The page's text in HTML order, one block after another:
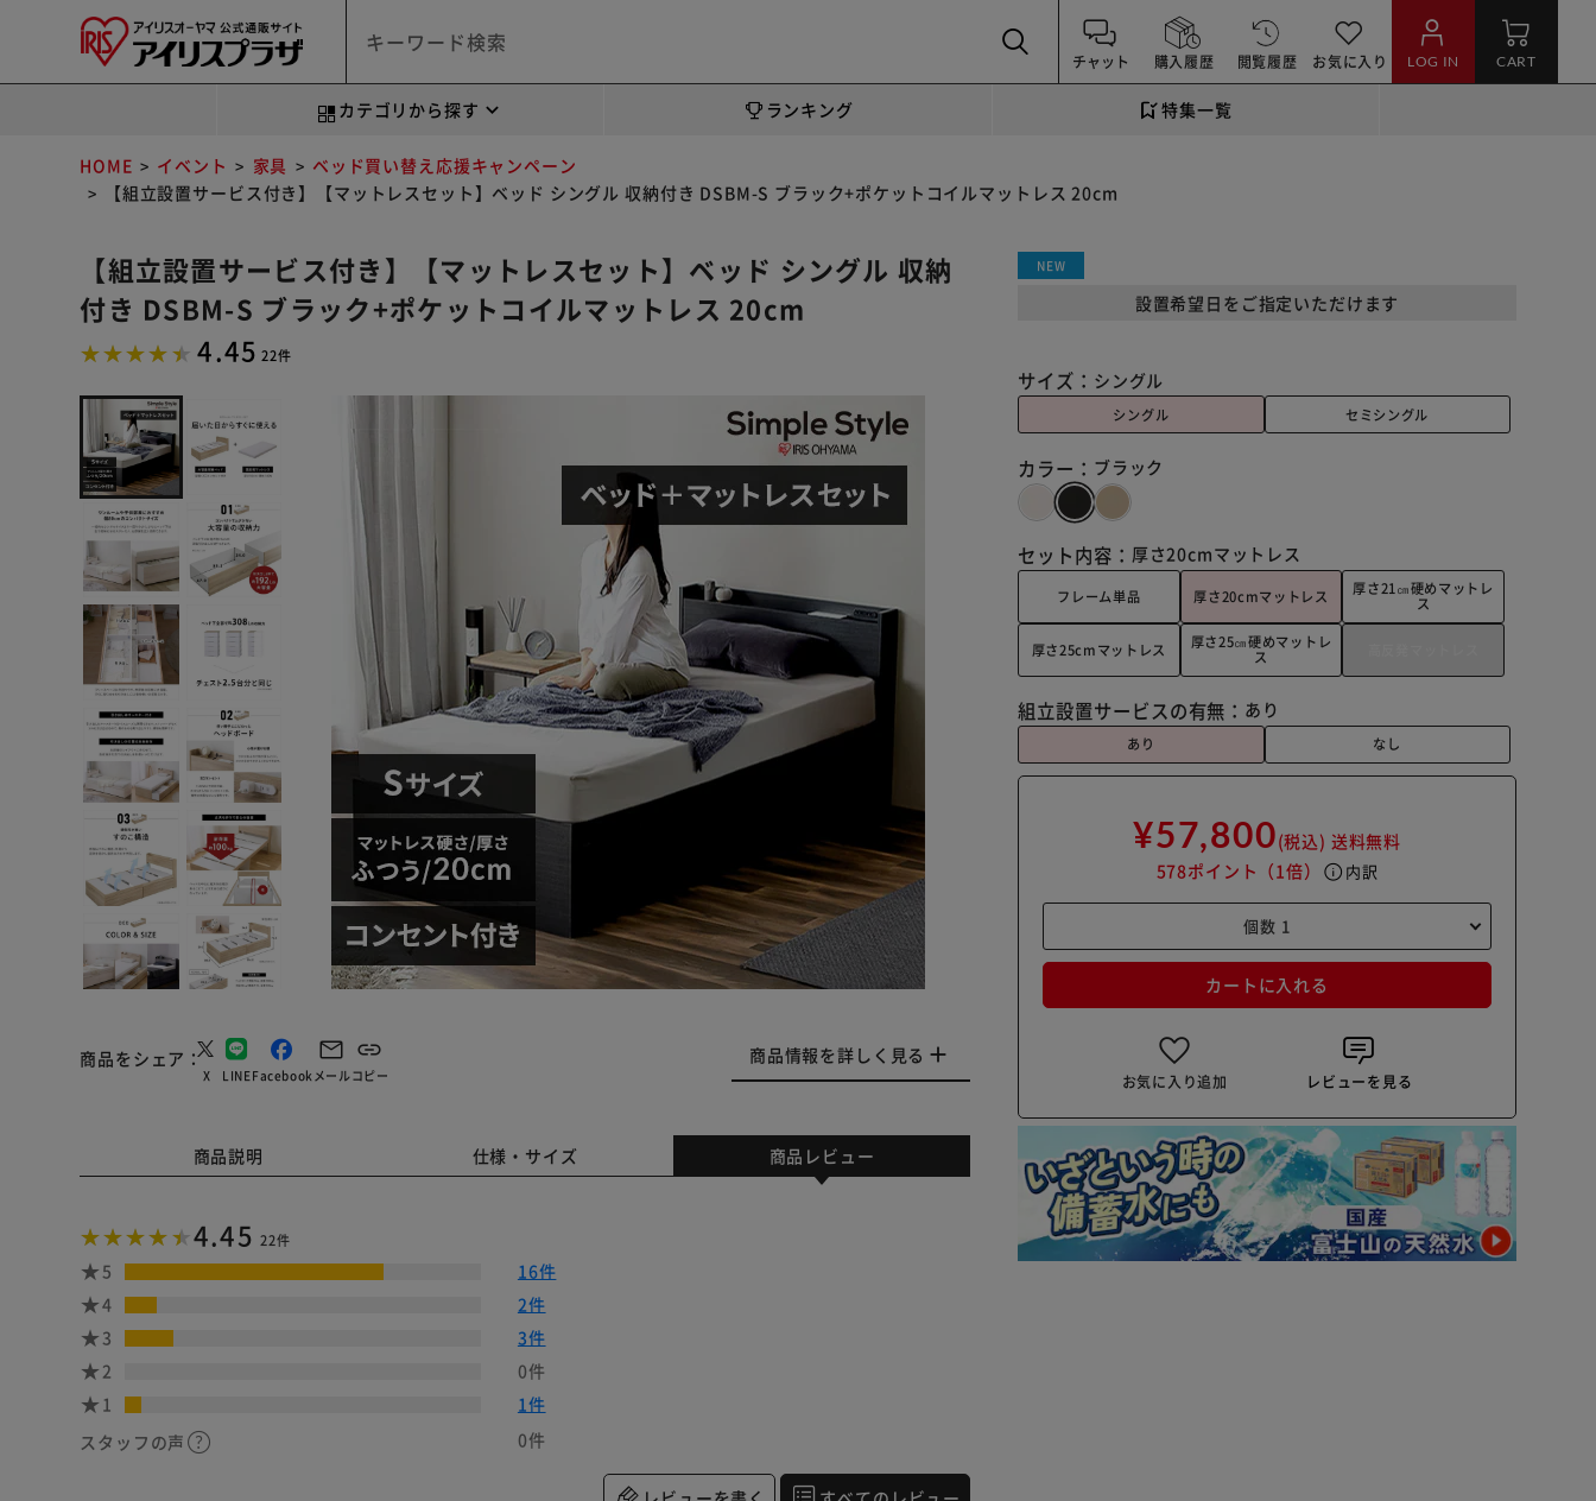
チャット 購入履歴 閲覧履歴 お気に入り LOG IN CART
カテゴリから探す ランキング 特集一覧
HOME イベント 家具
ベッド買い替え応援キャンペーン
【組立設置サービス付き】【マットレスセット】ベッド シングル 収納付き DSBM-S ブラック+ポケットコイルマットレス 20cm
【組立設置サービス付き】【マットレスセット】ベッド シングル 収納
付き DSBM-S ブラック+ポケットコイルマットレス 20cm
4.45 22件
商品をシェア
X LINEFacebook メールコピー
商品情報を詳しく見る
NEW
設置希望日をご指定いただけます
サイズ： シングル
シングル セミシングル
カラー： ブラック
セット内容： 厚さ20cmマットレス
フレーム単品 厚さ20cmマットレス
厚さ21㎝硬めマットレ
ス
厚さ25cmマットレス
厚さ25㎝硬めマットレ
ス
組立設置サービスの有無： あり
あり なし
¥57,800(税込) 送料無料
578ポイント （1倍） info 内訳
カートに入れる
お気に入り追加 レビューを見る
商品説明 仕様・サイズ 商品レビュー
4.45 22件
5
16件
4
2件
3
3件
2
0件
1
1件
スタッフの声
0件